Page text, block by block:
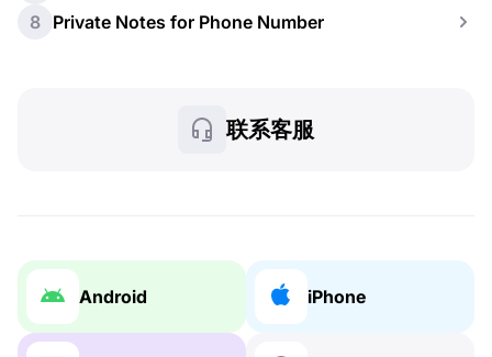
8 Private Notes for Phone Number
联系客服
Android iPhone